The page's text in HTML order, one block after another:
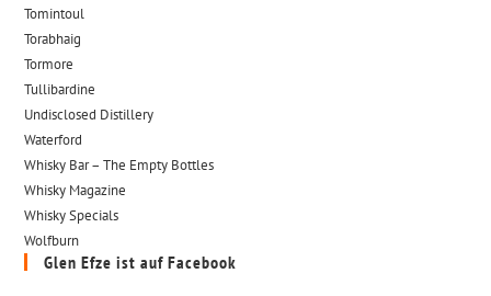
Tomintoul
Torabhaig
Tormore
Tullibardine
Undisclosed Distillery
Waterford
Whisky Bar – The Empty Bottles
Whisky Magazine
Whisky Specials
Wolfburn
Glen Efze ist auf Facebook